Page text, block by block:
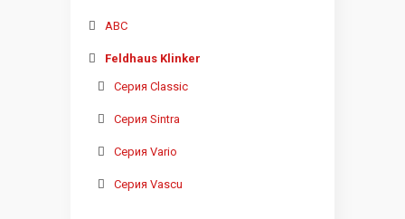
ABC
Feldhaus Klinker
Серия Classic
Серия Sintra
Серия Vario
Серия Vascu